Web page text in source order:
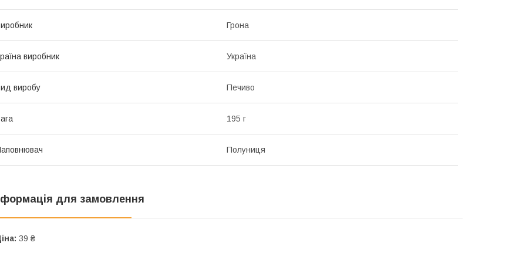
Грона
виробник Україна
виробу Печиво
195 г
Полуниця
для замовлення
39 ₴